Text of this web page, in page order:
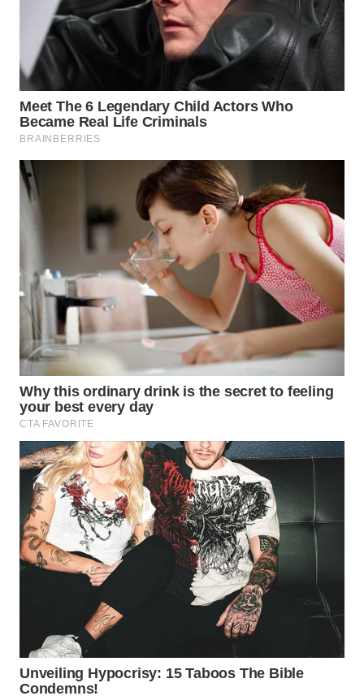
WN
TAPANULI
TENGAH
WN DELI
SERDANG
TEBING
PAKPAK
WN
KARAWANG
WN
BEKASI
WN
BOGOR
WN
DEPOK
WN
TAPANULI
SAMOSIR
WN